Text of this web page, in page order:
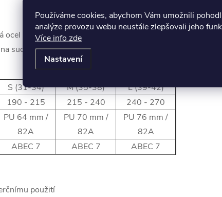
Používáme cookies, abychom Vám umožnili
analýze provozu webu neustále zlepšovali jeho
Více info zde
Nastavení
ocel
suchý zip, dvousekční přezka
S (31-34) M (35-38)
L (39-42)
190 - 215 215 - 240
240 - 270
PU 64 mm /
82A
PU 70 mm /
82A
PU 76 mm /
82A
ABEC 7 ABEC 7
ABEC 7
použití